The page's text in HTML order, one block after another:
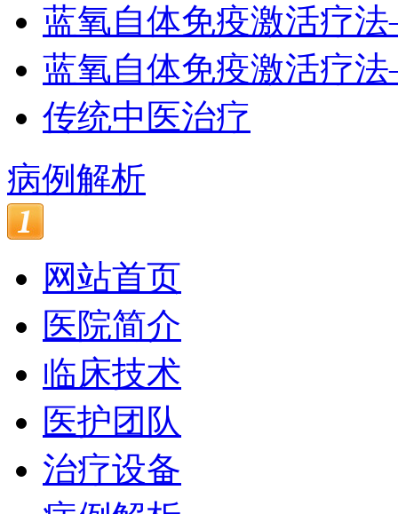
蓝氧自体免疫激活疗
蓝氧自体免疫激活疗
传统中医治疗
病例解析
网站首页
医院简介
临床技术
医护团队
治疗设备